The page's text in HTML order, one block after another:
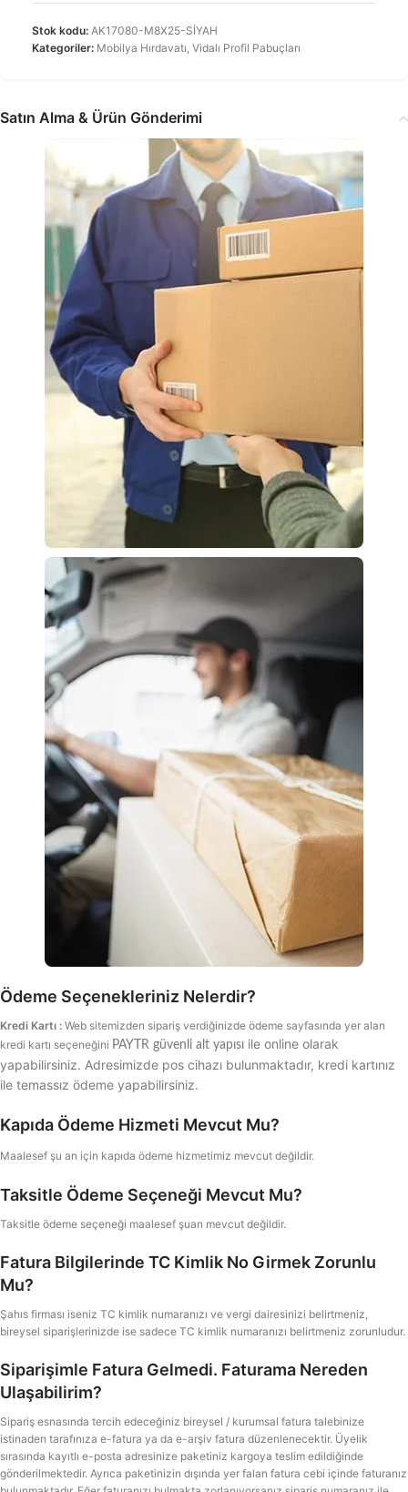
Stok kodu: AK17080-M8X25-SİYAH
Kategoriler: Mobilya Hırdavatı, Vidalı Profil Pabuçları
Satın Alma & Ürün Gönderimi
Ödeme Seçenekleriniz Nelerdir?
Kredi Kartı : Web sitemizden sipariş verdiğinizde ödeme sayfasında yer alan
kredi kartı seçeneğini PAYTR güvenli alt yapısı ile online olarak
yapabilirsiniz. Adresimizde pos cihazı bulunmaktadır, kredi kartınız
ile temassız ödeme yapabilirsiniz.
Kapıda Ödeme Hizmeti Mevcut Mu?
Maalesef şu an için kapıda ödeme hizmetimiz mevcut değildir.
Taksitle Ödeme Seçeneği Mevcut Mu?
Taksitle ödeme seçeneği maalesef şuan mevcut değildir.
Fatura Bilgilerinde TC Kimlik No Girmek Zorunlu
Mu?
Şahıs firması iseniz TC kimlik numaranızı ve vergi dairesinizi belirtmeniz,
bireysel siparişlerinizde ise sadece TC kimlik numaranızı belirtmeniz zorunludur.
Siparişimle Fatura Gelmedi. Faturama Nereden
Ulaşabilirim?
Sipariş esnasında tercih edeceğiniz bireysel / kurumsal fatura talebinize
istinaden tarafınıza e-fatura ya da e-arşiv fatura düzenlenecektir. Üyelik
sırasında kayıtlı e-posta adresinize paketiniz kargoya teslim edildiğinde
gönderilmektedir. Ayrıca paketinizin dışında yer falan fatura cebi içinde faturanız